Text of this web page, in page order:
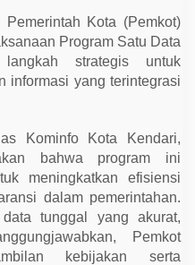
Kota (Pemkot)
Program Satu Data
strategis untuk
informasi yang terintegrasi
Kominfo Kota Kendari,
bahwa program ini
meningkatkan efisiensi
dalam pemerintahan.
tunggal yang akurat,
Pemkot
kebijakan serta